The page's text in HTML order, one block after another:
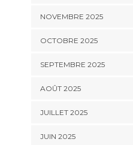
NOVEMBRE 2025
OCTOBRE 2025
SEPTEMBRE 2025
AOÛT 2025
JUILLET 2025
JUIN 2025